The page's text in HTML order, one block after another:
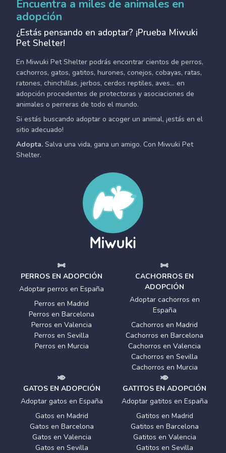
Encuentra a miles de animales en
adopción
¿Estás pensando en adoptar? ¡Prueba Miwuki
Pet Shelter!
En Miwuki Pet Shelter podrás encontrar cientos de perros,
cachorros, gatos, gatitos, hurones, conejos, cobayas, ratas,
ratones, chinchillas, jerbos, cerdos reptiles, aves... en
adopción procedentes de protectoras y asociaciones de
animales o perreras de todo el mundo.
Si estás buscando adoptar o acoger un animal, ¡estás en el
sitio adecuado!
Adopta. Salva una vida, gana un amigo. Con Miwuki Pet
Shelter.
PERROS EN ADOPCIÓN
Adoptar perros en España
Perros en Madrid
Perros en Barcelona
Perros en Valencia
Perros en Sevilla
Perros en Murcia
CACHORROS EN
ADOPCIÓN
Adoptar cachorros en
España
Cachorros en Madrid
Cachorros en Barcelona
Cachorros en Valencia
Cachorros en Sevilla
Cachorros en Murcia
GATOS EN ADOPCIÓN
Adoptar gatos en España
Gatos en Madrid
Gatos en Barcelona
Gatos en Valencia
Gatos en Sevilla
GATITOS EN ADOPCIÓN
Adoptar gatitos en España
Gatitos en Madrid
Gatitos en Barcelona
Gatitos en Valencia
Gatitos en Sevilla